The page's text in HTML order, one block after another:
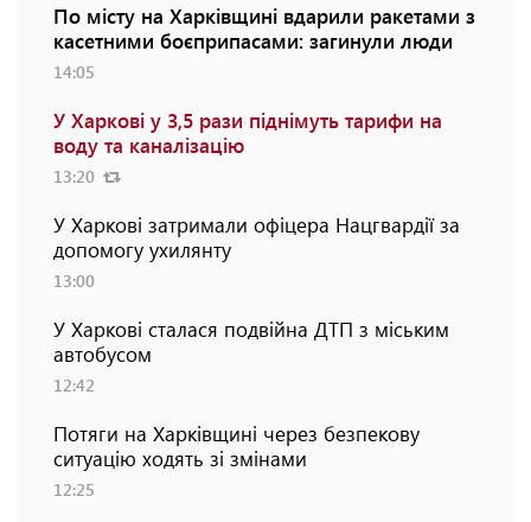
По місту на Харківщині вдарили ракетами з
касетними боєприпасами: загинули люди
14:05
У Харкові у 3,5 рази піднімуть тарифи на
воду та каналізацію
13:20
У Харкові затримали офіцера Нацгвардії за
допомогу ухилянту
13:00
У Харкові сталася подвійна ДТП з міським
автобусом
12:42
Потяги на Харківщині через безпекову
ситуацію ходять зі змінами
12:25